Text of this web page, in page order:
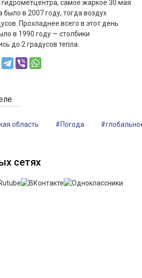
самое жаркое 30 мая
было в 2007 году, тогда воздух
Прохладнее всего в этот день
в 1990 году — столбики
до 2 градусов тепла.
область #Погода
сетях